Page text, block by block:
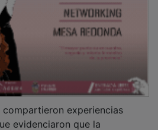
el valor de lo real frente
una visión positiva de las